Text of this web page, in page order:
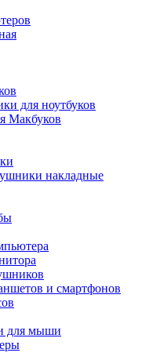
для ноутбуков
Макбуков
накладные
и смартфонов
для мыши